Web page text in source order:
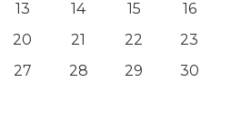
13 14 15
16
20 21 22
23
27 28 29
30